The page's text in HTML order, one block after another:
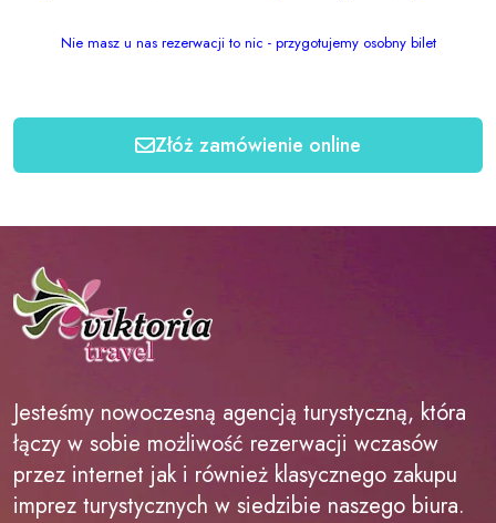
Nie masz u nas rezerwacji to nic - przygotujemy osobny bilet
Złóż zamówienie online
Jesteśmy nowoczesną agencją turystyczną, która
łączy w sobie możliwość rezerwacji wczasów
przez internet jak i również klasycznego zakupu
imprez turystycznych w siedzibie naszego biura.